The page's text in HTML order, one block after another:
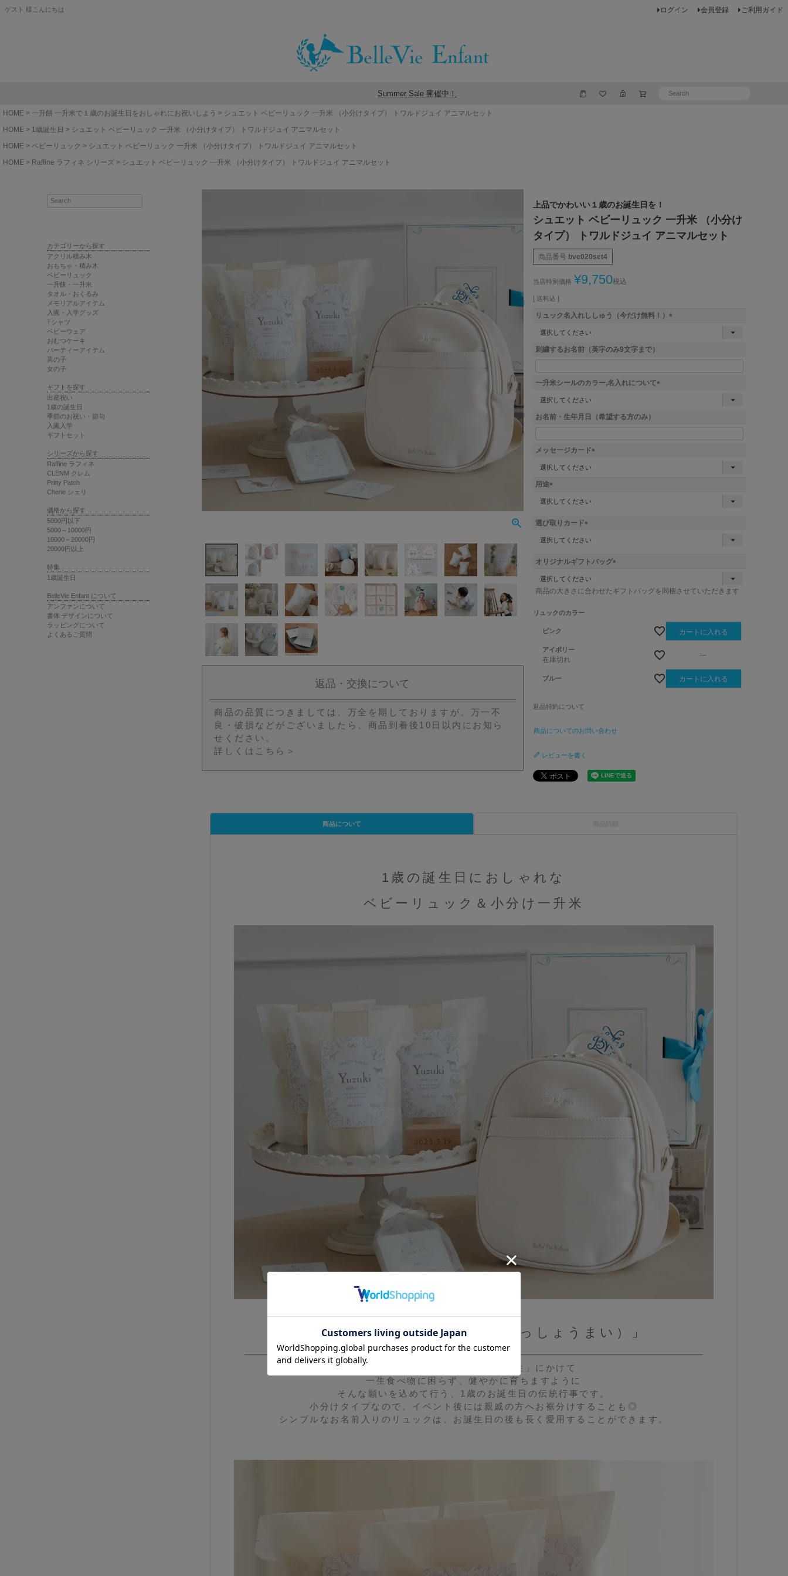
ゲスト 様こんにちは ログイン 会員登録 ご利用ガイド
Summer Sale 開催中！
HOME 一升餅 一升米で１歳のお誕生日をおしゃれにお祝いしよう
シュエット ベビーリュック 一升米 （小分けタイプ） トワルドジュイ アニマルセット
HOME
1歳誕生日
シュエット ベビーリュック 一升米 （小分けタイプ） トワルドジュイ アニマルセット
HOME
ベビーリュック
シュエット ベビーリュック 一升米 （小分けタイプ） トワルドジュイ アニマルセット
HOME
Raffine ラフィネ シリーズ シュエット ベビーリュック 一升米 （小分けタイプ） トワルドジュイ アニマルセット
カテゴリーから探す
アクリル積み木
おもちゃ・積み木
ベビーリュック
一升餅・一升米
タオル・おくるみ
メモリアルアイテム
入園・入学グッズ
Tシャツ
ベビーウェア
おむつケーキ
パーティーアイテム
男の子
女の子
ギフトを探す
出産祝い
1歳の誕生日
季節のお祝い・節句
入園入学
ギフトセット
シリーズから探す
Raffine ラフィネ
CLENM クレム
Pritty Patch
Cherie シェリ
価格から探す
5000円以下
5000～10000円
10000～20000円
20000円以上
特集
1歳誕生日
BelleVie Enfant について
アンファンについて
書体 デザインについて
ラッピングについて
よくあるご質問
返品・交換について
商品の品質につきましては、万全を期しておりますが、万一不
良・破損などがございましたら、商品到着後10日以内にお知ら
せください。
詳しくはこちら＞
上品でかわいい１歳のお誕生日を！
シュエット ベビーリュック 一升米 （小分け
タイプ） トワルドジュイ アニマルセット
商品番号 bve020set4
当店特別価格 ¥9,750税込
送料込
リュック名入れししゅう（今だけ無料！）
)
刺繍するお名前（英字のみ9文字まで）
一升米シールのカラー,名入れについて
)
お名前・生年月日（希望する方のみ）
メッセージカード
用途
(
須
選び取りカード
須
オリジナルギフトバッグ
須
商品の大きさに合わせたギフトバッグを同梱させていただきます
リュックのカラー
ピンク カートに入れる
アイボリー
在庫切れ
—
ブルー カートに入れる
返品特約について
商品についてのお問い合わせ
レビューを書く
商品について
1歳の誕生日におしゃれな
ベビーリュック＆小分け一升米
１歳のお祝い行事「一升米（いっしょうまい）」
一升米・一升餅は、「一升＝一生」にかけて
一生食べ物に困らず、健やかに育ちますように
そんな願いを込めて行う、1歳のお誕生日の伝統行事です。
小分けタイプなので、イベント後には親戚の方へお裾分けすることも◎
シンプルなお名前入りのリュックは、お誕生日の後も長く愛用することができます。